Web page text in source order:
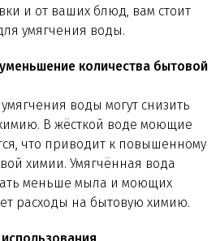
и от ваших блюд, вам стоит
умягчения воды.
количества бытовой
воды могут снизить
В жёсткой воде моющие
что приводит к повышенному
химии. Умягчённая вода
меньше мыла и моющих
расходы на бытовую химию.